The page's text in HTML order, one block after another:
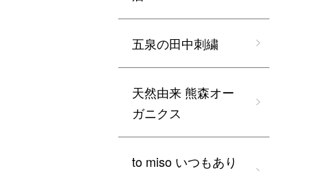
五泉の田中刺繍
天然由来 熊森オー
ガニクス
to miso いつもあり